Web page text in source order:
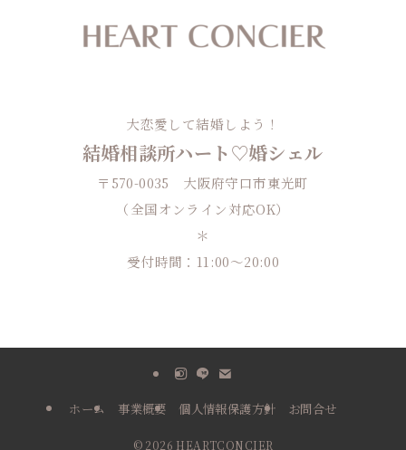
大恋愛して結婚しよう！
結婚相談所ハート♡婚シェル
〒570-0035 大阪府守口市東光町
（全国オンライン対応OK）
＊
受付時間：11:00〜20:00
ホーム 事業概要 個人情報保護方針 お問合せ
© 2026 HEARTCONCIER